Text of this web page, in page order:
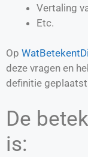
Vertaling
Etc.
Op
deze vragen en
definitie
De
is: